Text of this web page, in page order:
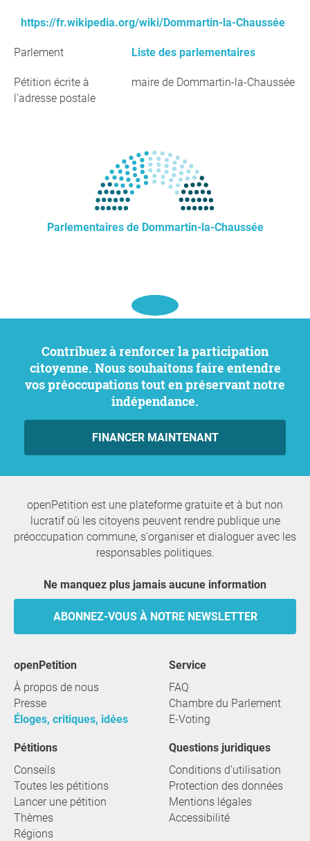
https://fr.wikipedia.org/wiki/Dommartin-la-Chaussée
Parlement Liste des parlementaires
Pétition écrite à
l'adresse postale
maire de Dommartin-la-Chaussée
Parlementaires de Dommartin-la-Chaussée
Contribuez à renforcer la participation
citoyenne. Nous souhaitons faire entendre
vos préoccupations tout en préservant notre
indépendance.
FINANCER MAINTENANT
openPetition est une plateforme gratuite et à but non
lucratif où les citoyens peuvent rendre publique une
préoccupation commune, s'organiser et dialoguer avec les
responsables politiques.
Ne manquez plus jamais aucune information
ABONNEZ-VOUS À NOTRE NEWSLETTER
openPetition
À propos de nous
Presse
Éloges, critiques, idées
service
FAQ
Chambre du Parlement
E-Voting
Pétitions
Conseils
Toutes les pétitions
Lancer une pétition
Thèmes
Régions
Questions juridiques
Conditions d'utilisation
Protection des données
Mentions légales
Accessibilité